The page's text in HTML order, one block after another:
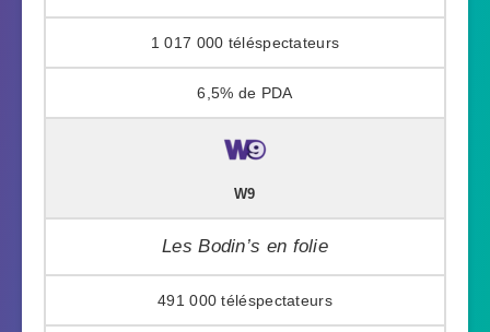
1 017 000
6,5%
W9
Les Bodin’s en folie
491 000